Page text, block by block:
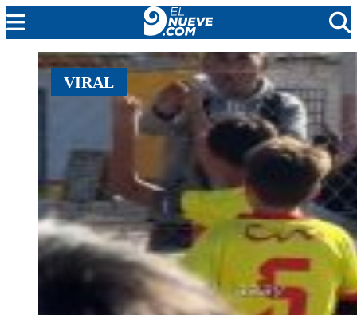
MENDOZA
CADA DÍA
EL NUEVE STREAMS
PROGRAMACIÓN
EN VIVO
VIRAL